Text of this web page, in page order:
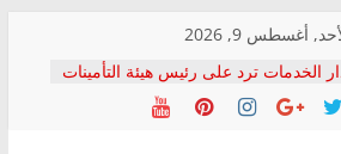
أغسطس 9, 2026
الخدمات ترد على رئيس هيئة التأمينات
بعد مؤتمره الصحفي: إنكار الأزمة لا ينهي
معاناة أصحاب المعاشات.. ونطالب بكشف